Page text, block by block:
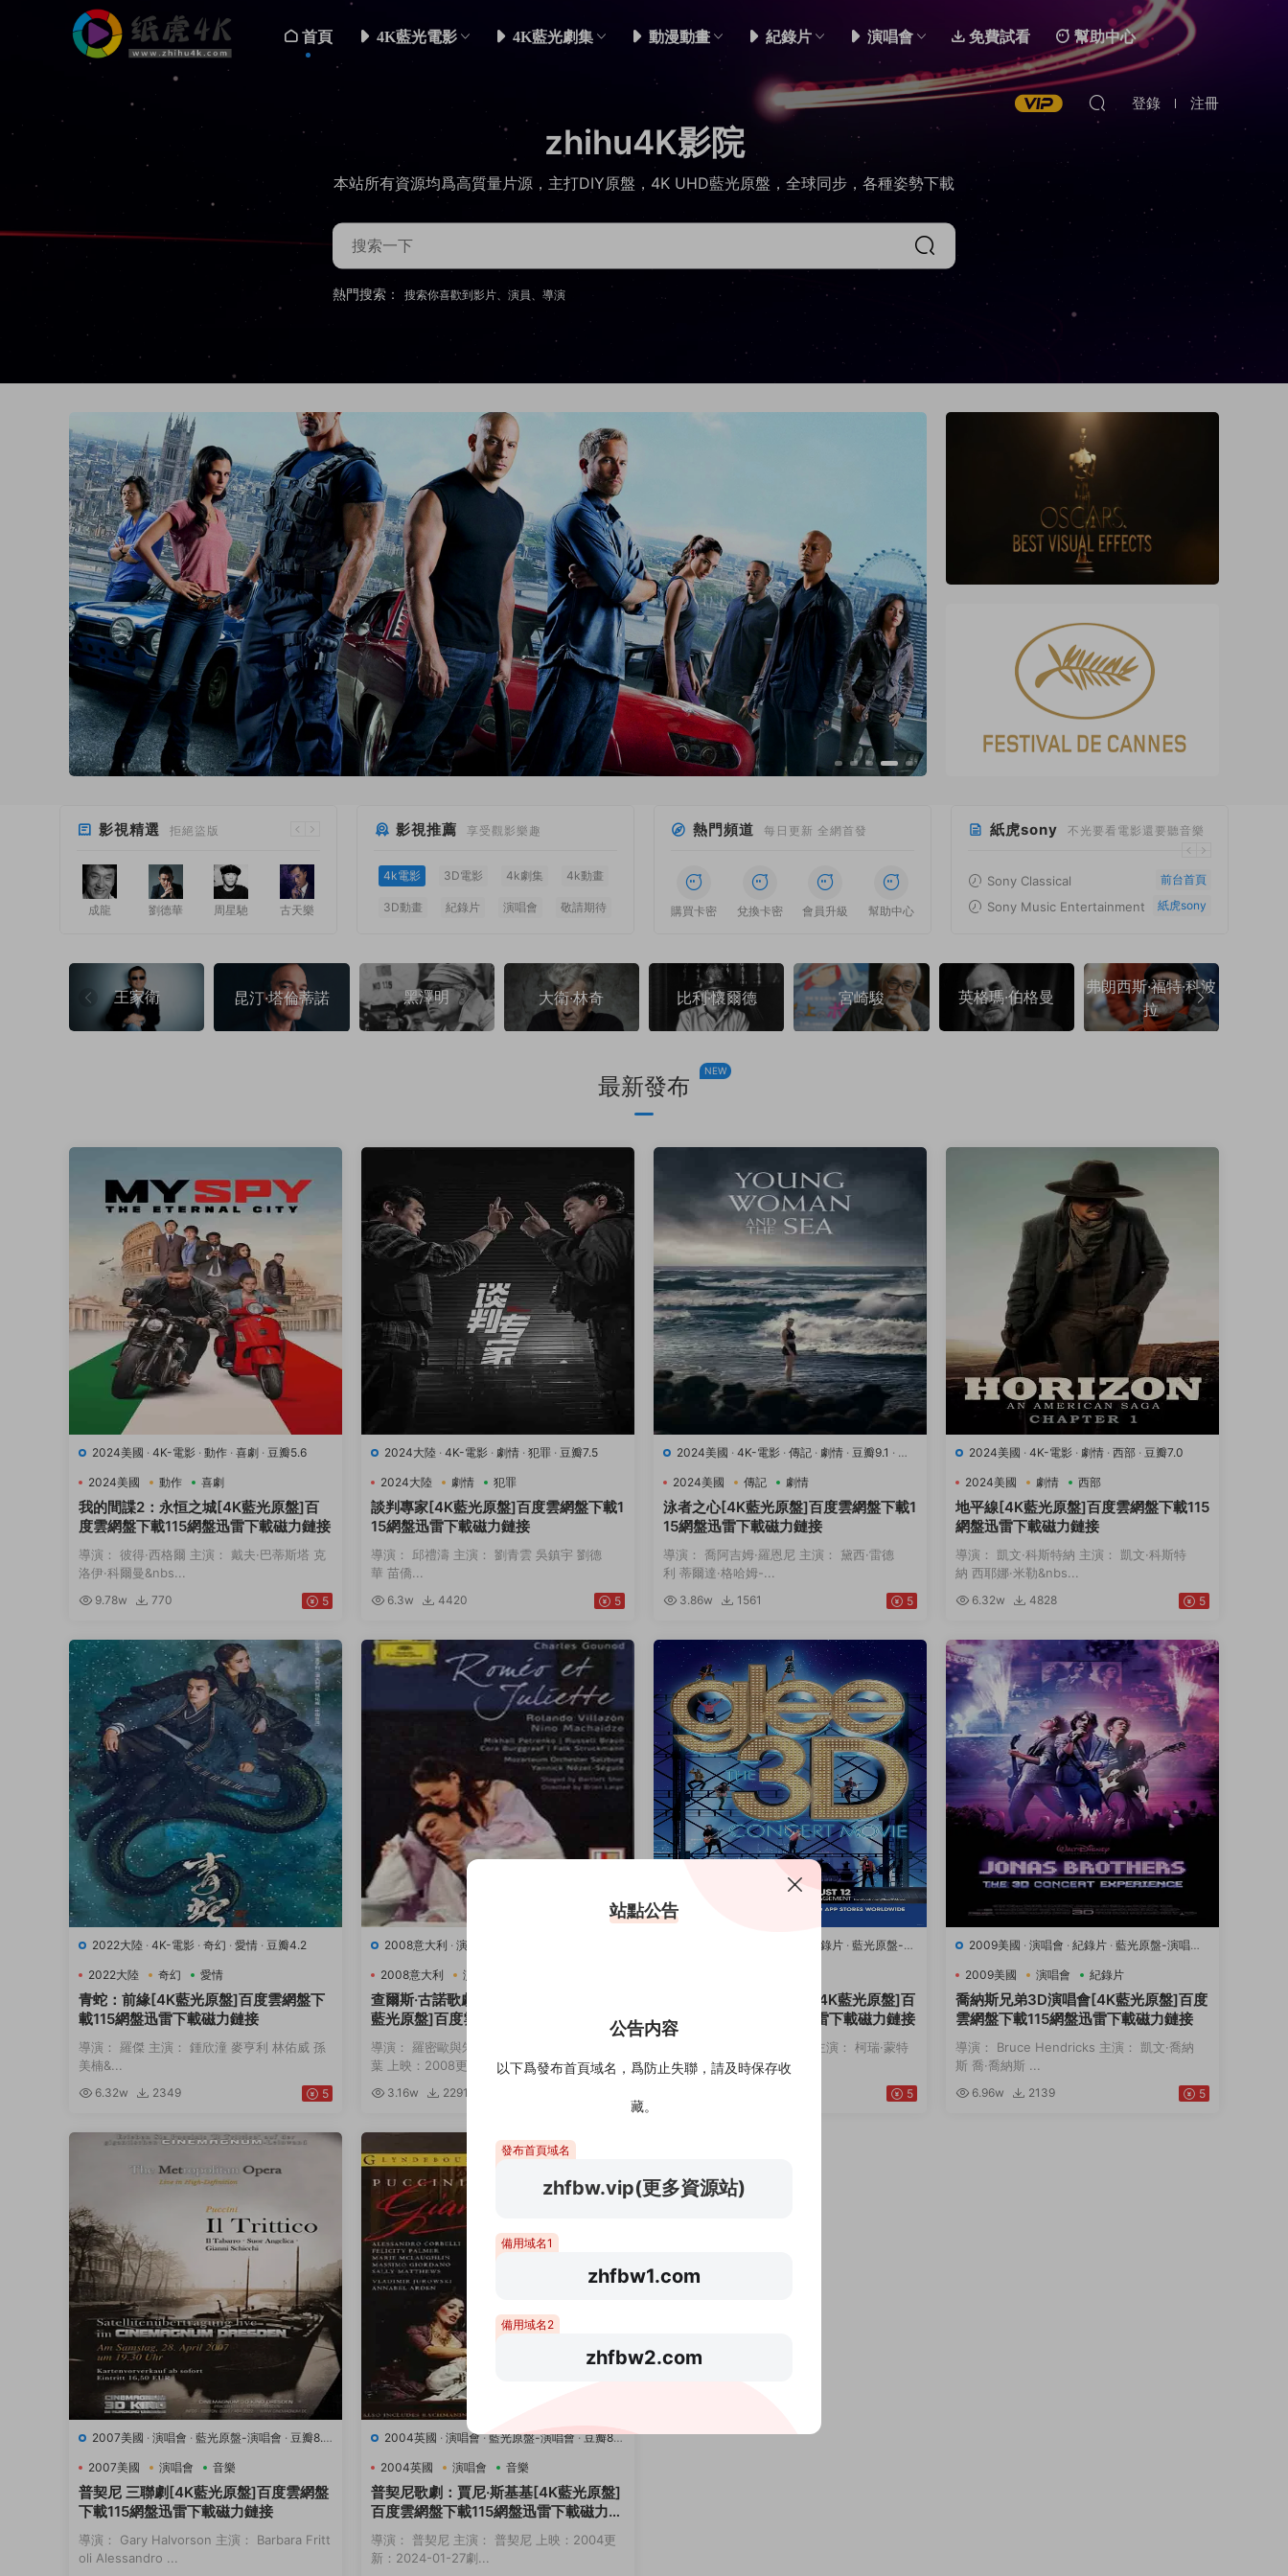
首頁 4K藍光電影 4K藍光劇集 動漫動畫 紀錄片 演唱會 免費試看 幫助中心
登錄 注冊
zhihu4K影院
本站所有資源均爲高質量片源，主打DIY原盤，4K UHD藍光原盤，全球同步，各種姿勢下載
熱門搜索： 搜索你喜歡到影片、演員、導演
影視精選 拒絕盜版
成龍 劉德華 周星馳 古天樂 11
影視推薦 享受觀影樂趣
4k電影 3D電影 4k劇集 4k動畫
3D動畫 紀錄片 演唱會 敬請期待
熱門頻道 每日更新 全網首發
購買卡密 兌換卡密 會員升級 幫助中心
紙虎sony 不光要看電影還要聽音樂
Sony Classical 前台首頁
Sony Music Entertainment 紙虎sony
王家衛 昆汀·塔倫蒂諾 黑澤明 大衛·林奇 比利·懷爾德 宮崎駿 英格瑪·伯格曼
弗朗西斯·福特·科波
拉
最新發布
NEW
2024美國 · 4K-電影 · 動作 · 喜劇 · 豆瓣5.6
2024美國 動作 喜劇
我的間諜2：永恒之城[4K藍光原盤]百
度雲網盤下載115網盤迅雷下載磁力鏈接
導演： 彼得·西格爾 主演： 戴夫·巴蒂斯塔 克
洛伊·科爾曼&nbs...
9.78w 770 5
2024大陸 · 4K-電影 · 劇情 · 犯罪 · 豆瓣7.5
2024大陸 劇情 犯罪
談判專家[4K藍光原盤]百度雲網盤下載1
15網盤迅雷下載磁力鏈接
導演： 邱禮濤 主演： 劉青雲 吳鎮宇 劉德
華 苗僑...
6.3w 4420 5
2024美國 · 4K-電影 · 傳記 · 劇情 · 豆瓣9.1 · 運
2024美國
傳記 劇情
泳者之心[4K藍光原盤]百度雲網盤下載1
15網盤迅雷下載磁力鏈接
導演： 喬阿吉姆·羅恩尼 主演： 黛西·雷德
利 蒂爾達·格哈姆-...
3.86w 1561 5
2024美國 · 4K-電影 · 劇情 · 西部 · 豆瓣7.0
2024美國 劇情 西部
地平線[4K藍光原盤]百度雲網盤下載115
網盤迅雷下載磁力鏈接
導演： 凱文·科斯特納 主演： 凱文·科斯特
納 西耶娜·米勒&nbs...
6.32w 4828 5
2022大陸 · 4K-電影 · 奇幻 · 愛情 · 豆瓣4.2
2022大陸 奇幻 愛情
青蛇：前緣[4K藍光原盤]百度雲網盤下
載115網盤迅雷下載磁力鏈接
導演： 羅傑 主演： 鍾欣潼 麥亨利 林佑威 孫
美楠&...
6.32w 2349 5
2008意大利 · 演唱會
2008意大利
演唱會
查爾斯·古諾歌劇：羅密歐與朱麗葉[4K
藍光原盤]百度雲網盤下載115網盤迅雷
下載磁力鏈接
導演： 羅密歐與朱麗葉 主演： 羅密歐與朱麗
葉 上映：2008更...
3.16w 2291
紀錄片 · 藍光原盤-演
歡樂合唱團：3D演唱會[4K藍光原盤]百
度雲網盤下載115網盤迅雷下載磁力鏈接
導演： Kevin Tancharoen 主演： 柯瑞·蒙特
斯 迪安娜·阿格隆&...
5
2009美國 · 演唱會 · 紀錄片 · 藍光原盤-演唱會
2009美國
演唱會 紀錄片
喬納斯兄弟3D演唱會[4K藍光原盤]百度
雲網盤下載115網盤迅雷下載磁力鏈接
導演： Bruce Hendricks 主演： 凱文·喬納
斯 喬·喬納斯 ...
6.96w 2139 5
2007美國 · 演唱會 · 藍光原盤-演唱會 · 豆瓣8.9
2007美國
演唱會 音樂
普契尼 三聯劇[4K藍光原盤]百度雲網盤
下載115網盤迅雷下載磁力鏈接
導演： Gary Halvorson 主演： Barbara Fritt
oli Alessandro ...
2004英國 · 演唱會·藍光原盤-演唱會·豆瓣8.2
2004英國
演唱會 音樂
普契尼歌劇：賈尼·斯基基[4K藍光原盤]
百度雲網盤下載115網盤迅雷下載磁力鏈
接
導演： 普契尼 主演： 普契尼 上映：2004更
新：2024-01-27劇...
站點公告
公告内容
以下爲發布首頁域名，爲防止失聯，請及時保存收
藏。
發布首頁域名
zhfbw.vip(更多資源站)
備用域名1
zhfbw1.com
備用域名2
zhfbw2.com